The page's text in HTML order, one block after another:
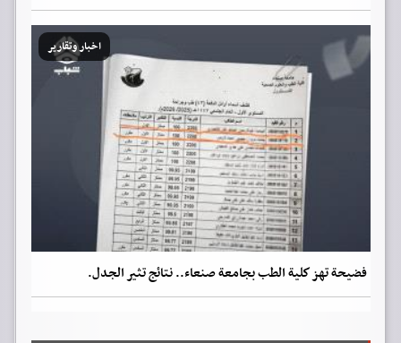
اخبار وتقارير
فضيحة تهز كلية الطب بجامعة صنعاء.. نتائج تثير الجدل.